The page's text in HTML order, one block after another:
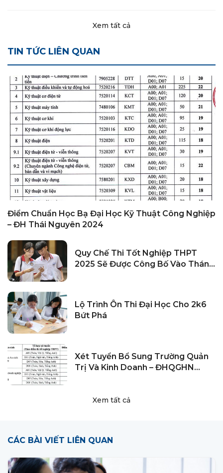
Xem tất cả
TIN TỨC LIÊN QUAN
Điểm Chuẩn Học Bạ Đại Học Kỹ Thuật Công Nghiệp
– ĐH Thái Nguyên 2024
Quy Chế Thi Tốt Nghiệp THPT
2025 Sẽ Được Công Bố Vào Tháng
Lộ Trình Ôn Thi Đại Học Cho 2k6
Bứt Phá
Xét Tuyển Bổ Sung Trường Quản
Trị Và Kinh Doanh – ĐHQGHN
Xem tất cả
CÁC BÀI VIẾT LIÊN QUAN